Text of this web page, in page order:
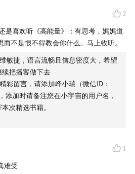
演进的过程中，会出现垂直链条的
节上提升效率和体验，以及降低
内卷”主要集中在工业品相关市场。
，当上游生产环节的毛利率受到挤
时，这种压力会逐级向下传导，进
的生存空间。
势非常好的原因是什么？A股和港
之，若商户被迫补贴较多，则可能对行
三个趋势：
级餐厅增多，主要负责运营并提供调
；
到挤压，要么转向单品爆款连锁，要么
力；
餐饮更注重特色化和多元服务体验。
的原因以及这种强劲表现是否会延续？
不仅因为经济好转和业绩上涨，还因为
市场结构，更多地代表新兴产业。除
2
是喜欢听《高能量》：有思考，娓娓道
不是恨不得教会你什么。马上收听。
敏捷，语言流畅且信息密度大，希望
把播客做下去
彩留言，请添加峰小瑞（微信ID：
添加时请备注您在小宇宙的用户名，
次精选书籍。
1
难受